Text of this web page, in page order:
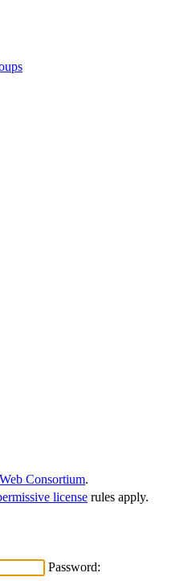
Consortium.
license rules apply.
Password: